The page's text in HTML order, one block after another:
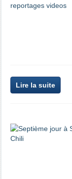
Lire la suite